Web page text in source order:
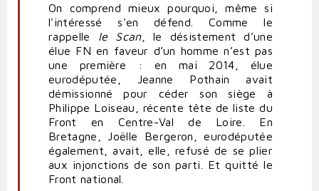
On comprend mieux pourquoi, même si
l'intéressé s'en défend.
Comme le
rappelle le Scan, le désistement d’une
élue FN en faveur d’un homme n’est pas
une première : en mai 2014, élue
eurodéputée, Jeanne Pothain avait
démissionné pour céder son siège à
Philippe Loiseau, récente tête de liste du
Front en Centre-Val de Loire. En
Bretagne, Joëlle Bergeron, eurodéputée
également, avait, elle, refusé de se plier
aux injonctions de son parti. Et quitté le
Front national.